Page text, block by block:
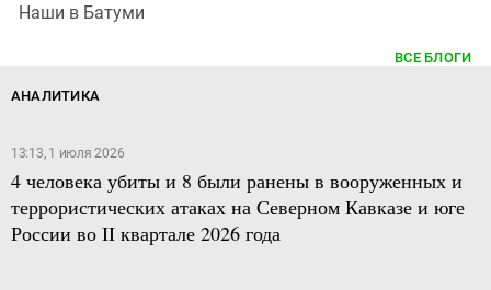
Наши в Батуми
ВСЕ БЛОГИ
АНАЛИТИКА
13:13, 1 июля 2026
4 человека убиты и 8 были ранены в вооруженных и
террористических атаках на Северном Кавказе и юге
России во II квартале 2026 года